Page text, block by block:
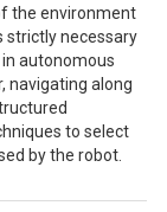
the environment
strictly necessary
autonomous
navigating along
to select
by the robot.